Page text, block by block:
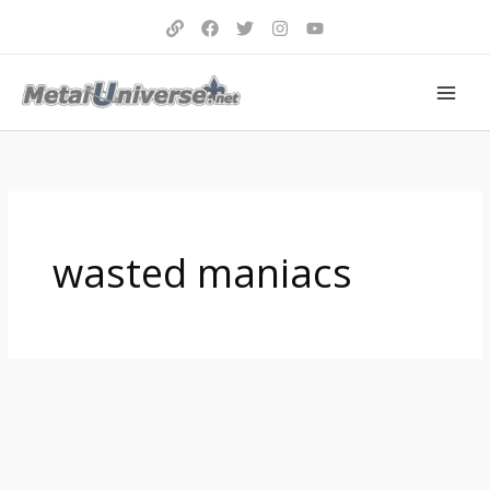
wasted maniacs